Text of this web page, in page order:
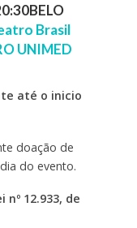
Brasil
UNIMED
até o inicio
doação de
do evento.
12.933, de